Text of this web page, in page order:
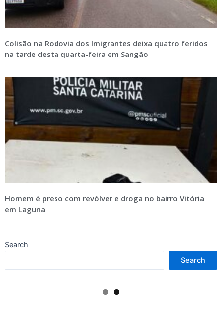
Colisão na Rodovia dos Imigrantes deixa quatro feridos
na tarde desta quarta-feira em Sangão
Homem é preso com revólver e droga no bairro Vitória
em Laguna
Search
Search